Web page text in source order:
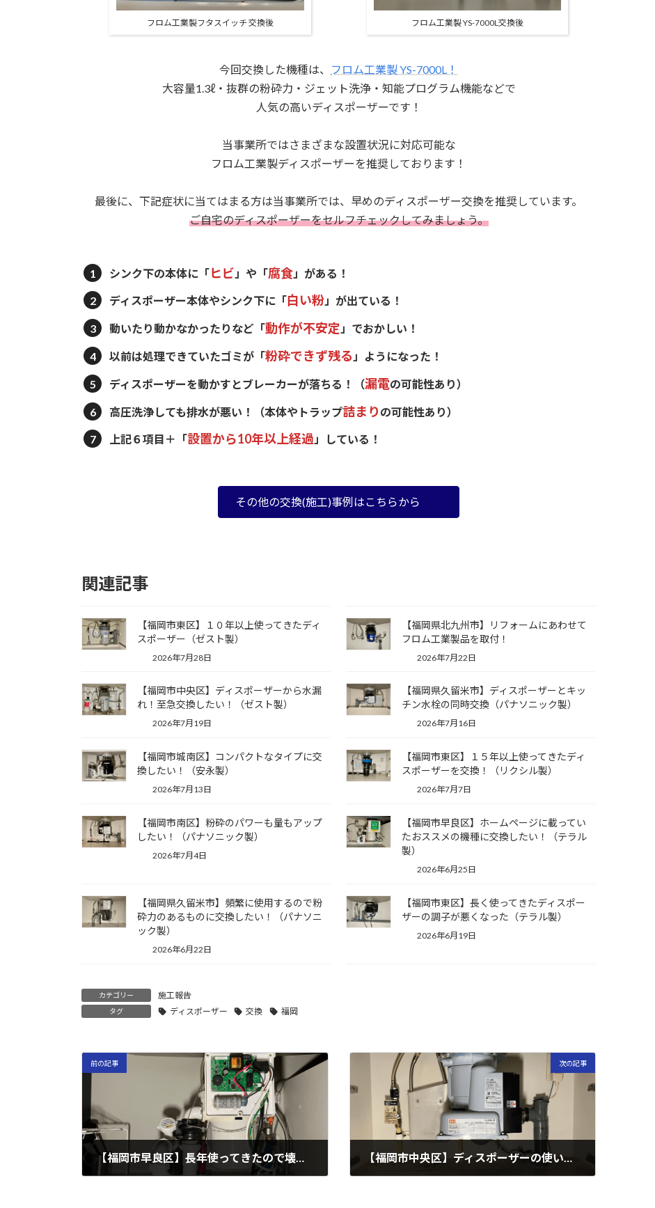
フロム工業製フタスイッチ 交換後 フロム工業製 YS-7000L交換後
今回交換した機種は、 フロム工業製 YS-7000L！
大容量1.3ℓ・抜群の粉砕力・ジェット洗浄・ 知能プログラム機能などで
人気の高いディスポーザーです！
当事業所ではさまざまな設置状況に対応可能な
フロム工業製ディスポーザーを推奨しております！
最後に、下記症状に当てはまる方は当事業所では、 早めのディスポーザー交換を推奨しています。
ご自宅のディスポーザーをセルフチェックしてみましょう。
シンク下の本体に 「ヒビ 」や「腐食 」がある！
ディスポーザー本体やシンク下に 「白い粉 」が出ている！
動いたり動かなかったりなど 「動作が不安定 」でおかしい！
以前は処理できていたゴミが 「粉砕できず残る 」ようになった！
ディスポーザーを動かすとブレーカーが落ちる！（漏電の可能性あり）
高圧洗浄しても排水が悪い！ （本体やトラップ詰まり の可能性あり）
上記６項目＋「設置から10年以上経過 」している！
その他の交換(施工)事例はこちらから
関連記事
【福岡市東区】１０年以上使ってきたディ
スポーザー（ゼスト製）
2026年7月28日
【福岡県北九州市】リフォームにあわせて
フロム工業製品を取付！
2026年7月22日
【福岡市中央区】ディスポーザーから水漏
れ！至急交換したい！（ゼスト製）
2026年7月19日
【福岡県久留米市】ディスポーザーとキッ
チン水栓の同時交換（パナソニック製）
2026年7月16日
【福岡市城南区】コンパクトなタイプに交
換したい！（安永製）
2026年7月13日
【福岡市東区】１５年以上使ってきたディ
スポーザーを交換！（リクシル製）
2026年7月7日
【福岡市南区】粉砕のパワーも量もアップ
したい！（パナソニック製）
2026年7月4日
【福岡市早良区】ホームページに載ってい
たおススメの機種に交換したい！（テラル
製）
2026年6月25日
【福岡県久留米市】頻繁に使用するので粉
砕力のあるものに交換したい！（パナソニ
ック製）
2026年6月22日
【福岡市東区】長く使ってきたディスポー
ザーの調子が悪くなった（テラル製）
2026年6月19日
カテゴリー 施工報告
タグ ディスポーザー 交換 福岡
前の記事
【福岡市早良区】長年使ってきたので壊れたのを機に新しいものに交換したい！（テラル製）
次の記事
【福岡市中央区】ディスポーザーの使い勝手が悪いのでもっとパワーのあるものに交換したい（マックス製）